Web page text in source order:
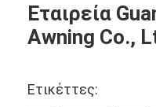
Εταιρεία
Awning Co.,
Ετικέττες: